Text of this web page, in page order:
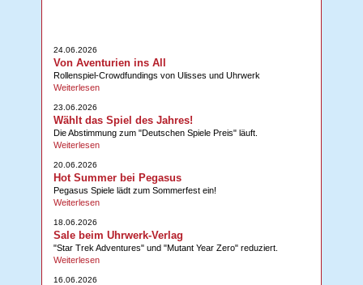
24.06.2026
Von Aventurien ins All
Rollenspiel-Crowdfundings von Ulisses und Uhrwerk
Weiterlesen
23.06.2026
Wählt das Spiel des Jahres!
Die Abstimmung zum "Deutschen Spiele Preis" läuft.
Weiterlesen
20.06.2026
Hot Summer bei Pegasus
Pegasus Spiele lädt zum Sommerfest ein!
Weiterlesen
18.06.2026
Sale beim Uhrwerk-Verlag
"Star Trek Adventures" und "Mutant Year Zero" reduziert.
Weiterlesen
16.06.2026